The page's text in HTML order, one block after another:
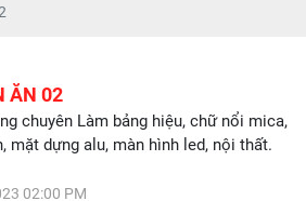
ĂN 02
chuyên Làm bảng hiệu, chữ nổi mica,
mặt dựng alu, màn hình led, nội thất.
02:00 PM